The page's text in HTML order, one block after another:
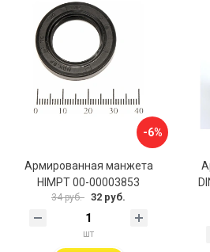
-6%
Армированная манжета
HIMPT 00-00003853
34 руб. 32 руб.
шт